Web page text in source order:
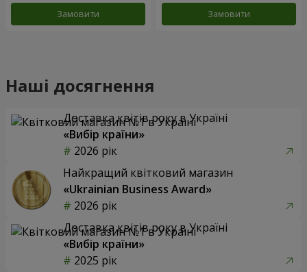
Замовити Замовити
Наші досягнення
Доставка квітів року в Україні
«Вибір країни»
2026 рік
Найкращий квітковий магазин
«Ukrainian Business Award»
2026 рік
Доставка квітів року в Україні
«Вибір країни»
2025 рік